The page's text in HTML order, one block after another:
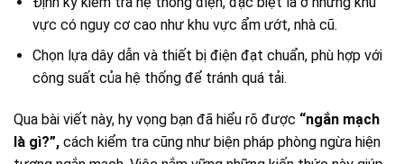
vực có nguy cơ cao như khu vực ẩm ướt, nhà cũ.
Chọn lựa dây dẫn và thiết bị điện đạt chuẩn, phù hợp với
công suất của hệ thống để tránh quá tải.
Qua bài viết này, hy vọng bạn đã hiểu rõ được “ngắn mạch
là gì?”, cách kiểm tra cũng như biện pháp phòng ngừa hiện